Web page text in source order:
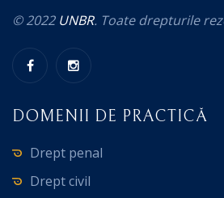
© 2022 UNBR. Toate drepturile
DOMENII DE PRACTICĂ
Drept penal
Drept civil